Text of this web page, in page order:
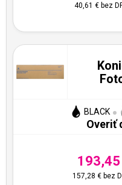
40,61 € bez
BLACK
Overiť
193,45
157,28 €bez